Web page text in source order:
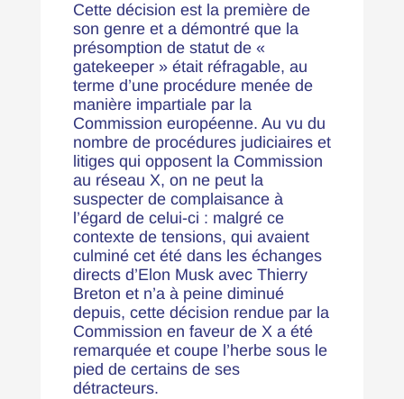
Cette décision est la première de
son genre et a démontré que la
présomption de statut de «
gatekeeper » était réfragable, au
terme d’une procédure menée de
manière impartiale par la
Commission européenne. Au vu du
nombre de procédures judiciaires et
litiges qui opposent la Commission
au réseau X, on ne peut la
suspecter de complaisance à
l’égard de celui-ci : malgré ce
contexte de tensions, qui avaient
culminé cet été dans les échanges
directs d’Elon Musk avec Thierry
Breton et n’a à peine diminué
depuis, cette décision rendue par la
Commission en faveur de X a été
remarquée et coupe l’herbe sous le
pied de certains de ses
détracteurs.